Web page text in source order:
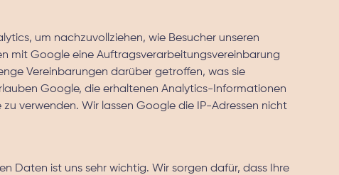
um nachzuvollziehen, wie Besucher unseren
mit Google eine Auftragsverarbeitungsvereinbarung
Vereinbarungen darüber getroffen, was sie
Google, die erhaltenen Analytics-Informationen
verwenden. Wir lassen Google die IP-Adressen nicht
Daten ist uns sehr wichtig. Wir sorgen dafür, dass Ihre